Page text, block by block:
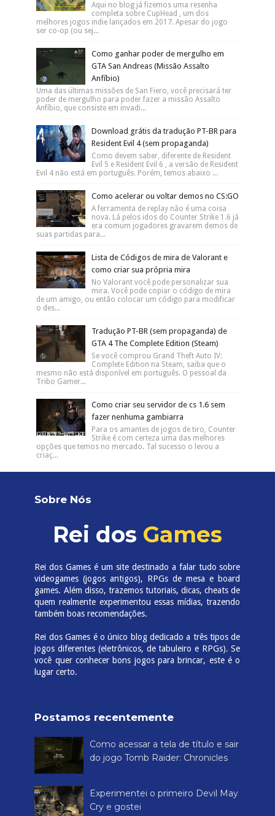
Aqui no blog já fizemos uma resenha
completa sobre CupHead , um dos
melhores jogos indie lançados em 2017. Apesar do jogo
ser co-op (ou sej...
Como ganhar poder de mergulho em
GTA San Andreas (Missão Assalto
Anfíbio)
Uma das últimas missões de San Fiero, você precisará ter
poder de mergulho para poder fazer a missão Assalto
Anfíbio, que consiste em invadi...
Download grátis da tradução PT-BR para
Resident Evil 4 (sem propaganda)
Como devem saber, diferente de Resident
Evil 5 e Resident Evil 6 , a versão de Resident
Evil 4 não está em português. Porém, temos abaixo ...
Como acelerar ou voltar demos no CS:GO
A ferramenta de replay não é uma coisa
nova. Lá pelos idos do Counter Strike 1.6 já
era comum jogadores gravarem demos de
suas partidas para...
Lista de Códigos de mira de Valorant e
como criar sua própria mira
No Valorant você pode personalizar sua
mira. Você pode copiar o código de mira
de um amigo, ou então colocar um código para modificar
o des...
Tradução PT-BR (sem propaganda) de
GTA 4 The Complete Edition (Steam)
Se você comprou Grand Theft Auto IV:
Complete Edition na Steam, saiba que o
mesmo não está disponível em português. O pessoal da
Tribo Gamer...
Como criar seu servidor de cs 1.6 sem
fazer nenhuma gambiarra
Para os amantes de jogos de tiro, Counter
Strike é com certeza uma das melhores
opções que temos no mercado. Tal sucesso o levou a
criaç...
Sobre Nós
Rei dos Games
Rei dos Games é um site destinado a falar tudo sobre
videogames (jogos antigos), RPGs de mesa e board
games. Além disso, trazemos tutoriais, dicas, cheats de
quem realmente experimentou essas mídias, trazendo
também boas recomendações.
Rei dos Games é o único blog dedicado a três tipos de
jogos diferentes (eletrônicos, de tabuleiro e RPGs). Se
você quer conhecer bons jogos para brincar, este é o
lugar certo.
Postamos recentemente
Como acessar a tela de título e sair
do jogo Tomb Raider: Chronicles
Experimentei o primeiro Devil May
Cry e gostei